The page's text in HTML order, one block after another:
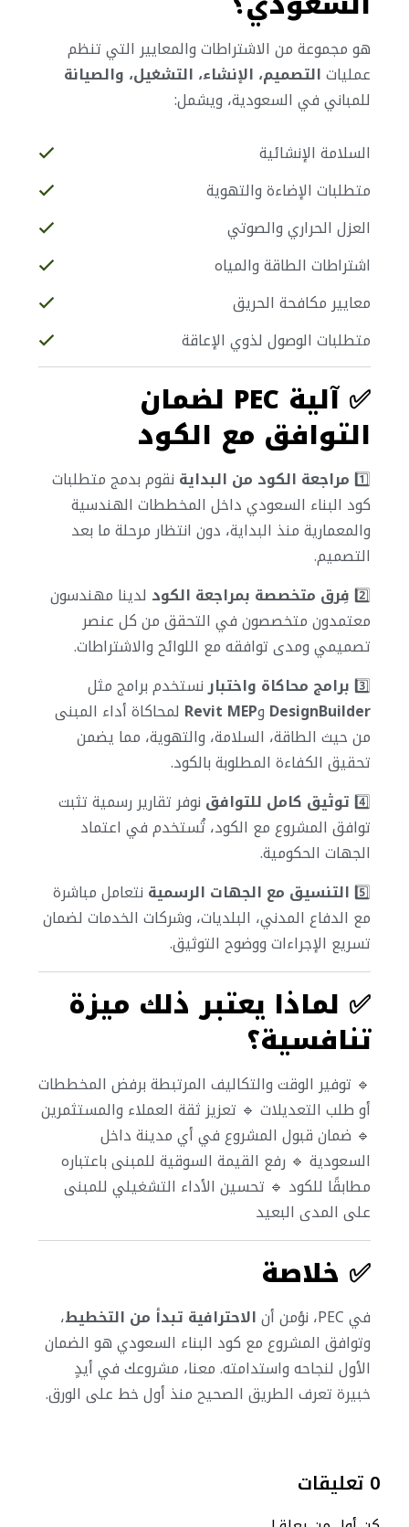
هو مجموعة من الاشتراطات والمعايير التي تنظم
عملياتالتصميم، الإنشاء، التشغيل، والصيانة
للمباني في السعودية، ويشمل:
السلامة الإنشائية
متطلبات الإضاءة والتهوية
العزل الحراري والصوتي
اشتراطات الطاقة والمياه
معايير مكافحة الحريق
متطلبات الوصول لذوي الإعاقة
✅ آلية PEC لضمان
التوافق مع الكود
1️⃣مراجعة الكود من البداية نقوم بدمج متطلبات
كود البناء السعودي داخل المخططات الهندسية
والمعمارية منذ البداية، دون انتظار مرحلة ما بعد
التصميم.
2️⃣فِرق متخصصة بمراجعة الكود لدينا مهندسون
معتمدون متخصصون في التحقق من كل عنصر
تصميمي ومدى توافقه مع اللوائح والاشتراطات.
3️⃣برامج محاكاة واختبارنستخدم برامج مثل
DesignBuilder وRevit MEP لمحاكاة أداء المبنى
من حيث الطاقة، السلامة، والتهوية، مما يضمن
تحقيق الكفاءة المطلوبة بالكود.
4️⃣توثيق كامل للتوافق نوفر تقارير رسمية تثبت
توافق المشروع مع الكود، تُستخدم في اعتماد
الجهات الحكومية.
5️⃣التنسيق مع الجهات الرسمية نتعامل مباشرة
مع الدفاع المدني، البلديات، وشركات الخدمات لضمان
تسريع الإجراءات ووضوح التوثيق.
✅ لماذا يعتبر ذلك ميزة
تنافسية؟
🔹 توفير الوقت والتكاليف المرتبطة برفض المخططات
أو طلب التعديلات 🔹 تعزيز ثقة العملاء والمستثمرين
🔹 ضمان قبول المشروع في أي مدينة داخل
السعودية 🔹 رفع القيمة السوقية للمبنى باعتباره
مطابقًا للكود 🔹 تحسين الأداء التشغيلي للمبنى
على المدى البعيد
✅ خلاصة
في PEC، نؤمن أن الاحترافية تبدأ من التخطيط،
وتوافق المشروع مع كود البناء السعودي هو الضمان
الأول لنجاحه واستدامته. معنا، مشروعك في أيدٍ
خبيرة تعرف الطريق الصحيح منذ أول خط على الورق.
0 تعليقات